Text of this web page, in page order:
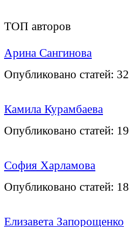
ТОП авторов
Арина Сангинова
Опубликовано статей: 32
Камила Курамбаева
Опубликовано статей: 19
София Харламова
Опубликовано статей: 18
Елизавета Запорощенко